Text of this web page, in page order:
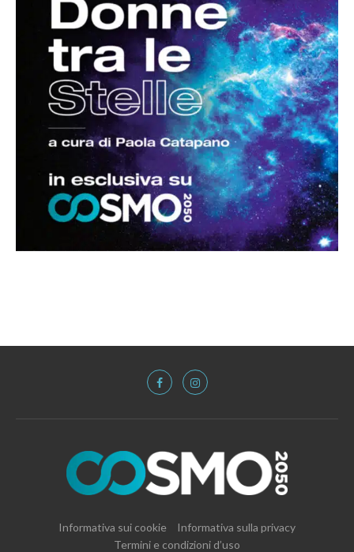
Informativa sui cookie
Informativa sulla privacy
Termini e condizioni d’uso